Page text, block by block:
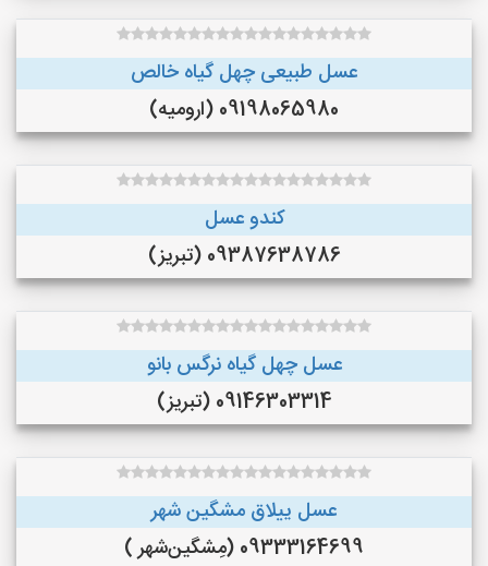
عسل طبیعی چهل گیاه خالص
09198065980 (ارومیه)
کندو عسل
09387638786 (تبریز)
عسل چهل گیاه نرگس بانو
09146303314 (تبریز)
عسل ییلاق مشگین شهر
09333164699 (مِشگین‌شهر )